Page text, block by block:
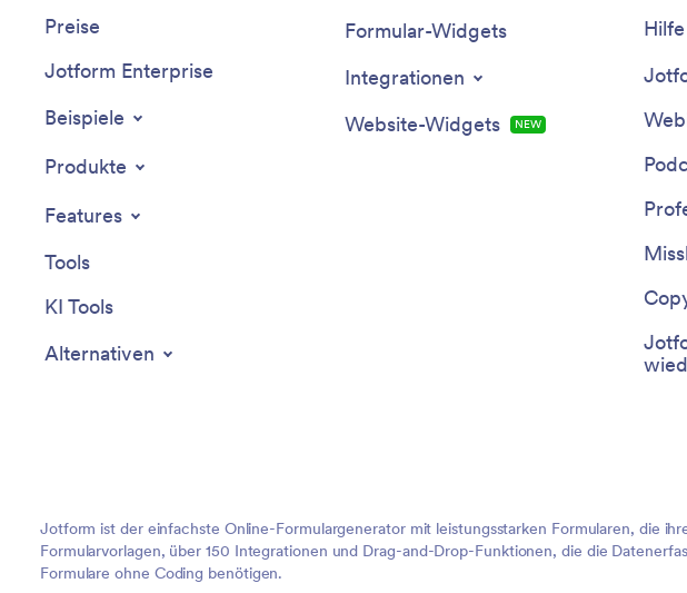
Preise
Jotform Enterprise
Beispiele
Produkte
Features
Tools
KI Tools
Alternativen
Formular-Widgets
Integrationen
Website-Widgets
NEW
Hilfe
Jotform ist der einfachste Online-Formulargenerator mit leistungsstarken Formularen, die
Formularvorlagen, über 150 Integrationen und Drag-and-Drop-Funktionen, die die
Formulare ohne Coding benötigen.